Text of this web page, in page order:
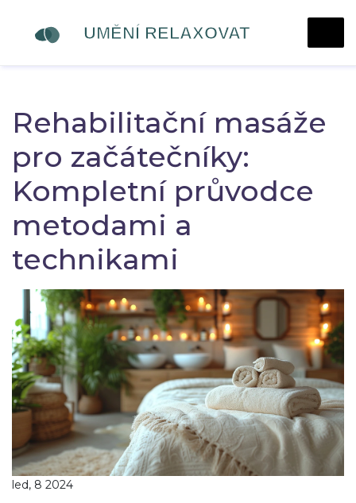
Rehabilitační masáže
pro začátečníky:
Kompletní průvodce
metodami a
technikami
led, 8 2024